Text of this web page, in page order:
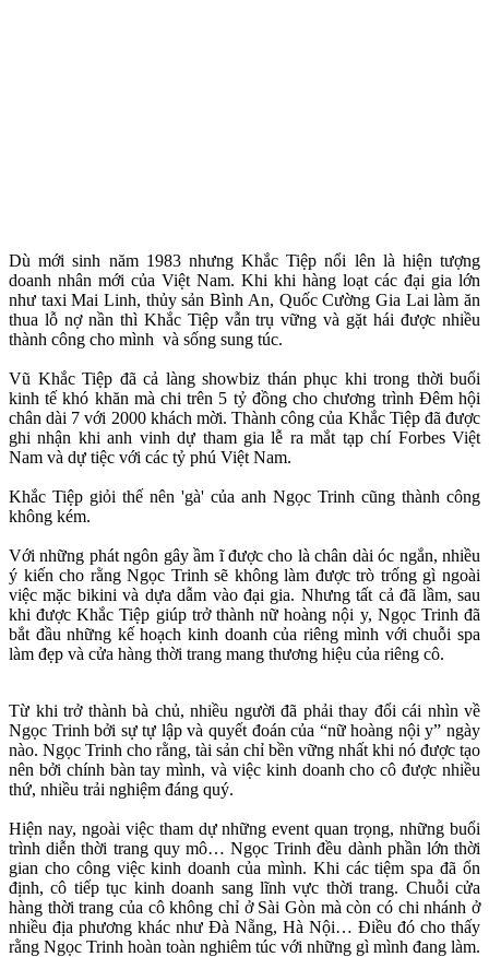
Dù mới sinh năm 1983 nhưng Khắc Tiệp nổi lên là hiện tượng
doanh nhân mới của Việt Nam. Khi khi hàng loạt các đại gia lớn
như taxi Mai Linh, thủy sản Bình An, Quốc Cường Gia Lai làm ăn
thua lỗ nợ nần thì Khắc Tiệp vẫn trụ vững và gặt hái được nhiều
thành công cho mình và sống sung túc.
Vũ Khắc Tiệp đã cả làng showbiz thán phục khi trong thời buổi
kinh tế khó khăn mà chi trên 5 tỷ đồng cho chương trình Đêm hội
chân dài 7 với 2000 khách mời. Thành công của Khắc Tiệp đã được
ghi nhận khi anh vinh dự tham gia lễ ra mắt tạp chí Forbes Việt
Nam và dự tiệc với các tỷ phú Việt Nam.
Khắc Tiệp giỏi thế nên 'gà' của anh Ngọc Trinh cũng thành công
không kém.
Với những phát ngôn gây ầm ĩ được cho là chân dài óc ngắn, nhiều
ý kiến cho rằng Ngọc Trinh sẽ không làm được trò trống gì ngoài
việc mặc bikini và dựa dẫm vào đại gia. Nhưng tất cả đã lầm, sau
khi được Khắc Tiệp giúp trở thành nữ hoàng nội y, Ngọc Trinh đã
bắt đầu những kế hoạch kinh doanh của riêng mình với chuỗi spa
làm đẹp và cửa hàng thời trang mang thương hiệu của riêng cô.
Từ khi trở thành bà chủ, nhiều người đã phải thay đổi cái nhìn về
Ngọc Trinh bởi sự tự lập và quyết đoán của “nữ hoàng nội y” ngày
nào. Ngọc Trinh cho rằng, tài sản chỉ bền vững nhất khi nó được tạo
nên bởi chính bàn tay mình, và việc kinh doanh cho cô được nhiều
thứ, nhiều trải nghiệm đáng quý.
Hiện nay, ngoài việc tham dự những event quan trọng, những buổi
trình diễn thời trang quy mô… Ngọc Trinh đều dành phần lớn thời
gian cho công việc kinh doanh của mình. Khi các tiệm spa đã ổn
định, cô tiếp tục kinh doanh sang lĩnh vực thời trang. Chuỗi cửa
hàng thời trang của cô không chỉ ở Sài Gòn mà còn có chi nhánh ở
nhiều địa phương khác như Đà Nẵng, Hà Nội… Điều đó cho thấy
rằng Ngọc Trinh hoàn toàn nghiêm túc với những gì mình đang làm.